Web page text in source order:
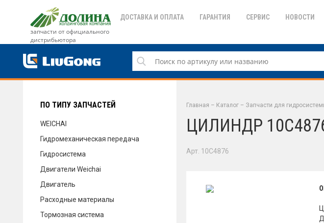
запчасти от официального
дистрибьютора
ДОСТАВКА И ОПЛАТА ГАРАНТИЯ СЕРВИС НОВОСТИ
ДОСТАВКА И ОПЛАТА
СЕРВИС
ПО ТИПУ ЗАПЧАСТЕЙ
WEICHAI
Гидромеханическая передача
Гидросистема
Двигатели Weichai
Двигатель
Расходные материалы
Тормозная система
Главная – Каталог – Запчасти для
ЦИЛИНДР
Арт. 10C4876